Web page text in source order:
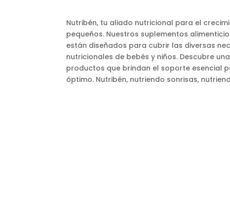
Nutribén, tu aliado nutricional para el
pequeños. Nuestros suplementos
están diseñados para cubrir las diversas
nutricionales de bebés y niños. Descubre
productos que brindan el soporte esencial
óptimo. Nutribén, nutriendo sonrisas,